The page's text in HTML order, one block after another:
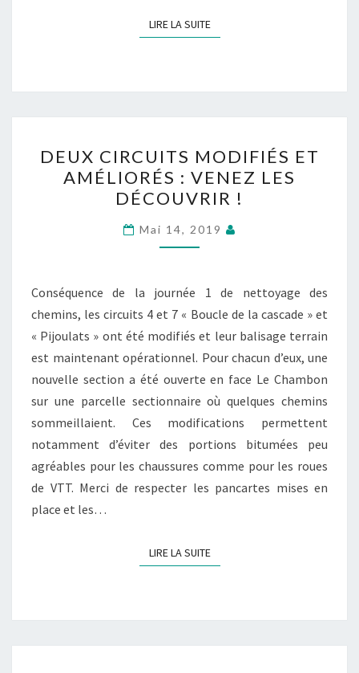
LIRE LA SUITELIRE LA SUITE
CIRCUITS
MODIFIÉS
ET
AMÉLIORÉS
:
LES
DÉCOUVRIR
!
DEUX CIRCUITS MODIFIÉS ET
AMÉLIORÉS : VENEZ LES
DÉCOUVRIR !
Mai 14, 2019
Conséquence de la journée 1 de nettoyage des
chemins, les circuits 4 et 7 « Boucle de la cascade » et
« Pijoulats » ont été modifiés et leur balisage terrain
est maintenant opérationnel. Pour chacun d’eux, une
nouvelle section a été ouverte en face Le Chambon
sur une parcelle sectionnaire où quelques chemins
sommeillaient. Ces modifications permettent
notamment d’éviter des portions bitumées peu
agréables pour les chaussures comme pour les roues
de VTT. Merci de respecter les pancartes mises en
place et les…
LIRE LA SUITELIRE LA SUITE